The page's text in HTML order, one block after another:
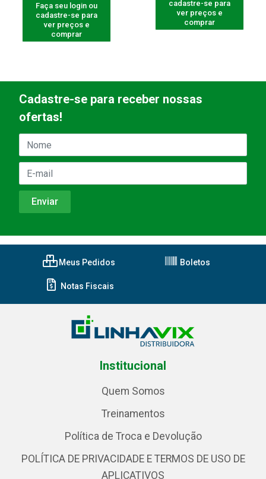
Faça seu login ou
cadastre-se para
ver preços e
comprar
cadastre-se para
ver preços e
comprar
Cadastre-se para receber nossas
ofertas!
Meus Pedidos Boletos
Notas Fiscais
Institucional
Quem Somos
Treinamentos
Política de Troca e Devolução
POLÍTICA DE PRIVACIDADE E TERMOS DE USO DE
APLICATIVOS